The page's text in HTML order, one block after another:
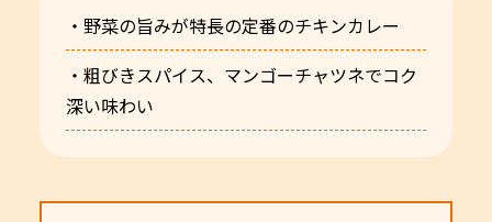
・野菜の旨みが特長の定番のチキンカレー
・粗びきスパイス、マンゴーチャツネでコク
深い味わい